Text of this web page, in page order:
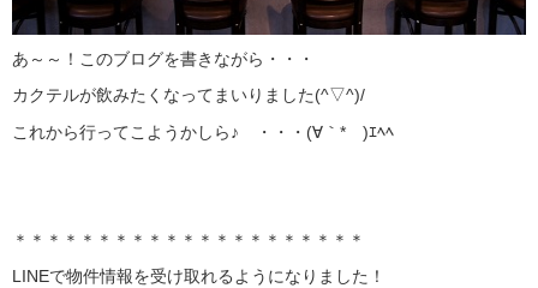
あ～～！このブログを書きながら・・・
カクテルが飲みたくなってまいりました(^▽^)/
これから行ってこようかしら♪ ・・・(∀｀*ゞ)ｴﾍﾍ
＊＊＊＊＊＊＊＊＊＊＊＊＊＊＊＊＊＊＊＊＊
LINEで物件情報を受け取れるようになりました！